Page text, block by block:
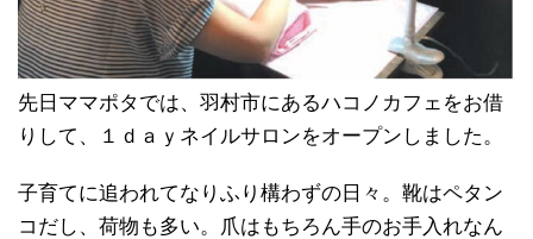
先日ママポタでは、羽村市にあるハコノカフェをお借
りして、１ｄａｙネイルサロンをオープンしました。
子育てに追われてなりふり構わずの日々。靴はペタン
コだし、荷物も多い。爪はもちろん手のお手入れなん